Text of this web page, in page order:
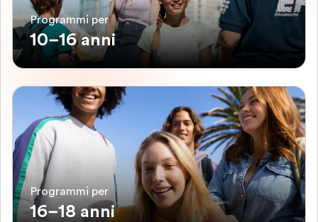
Programmi per
10–16 anni
Programmi per
16–18 anni